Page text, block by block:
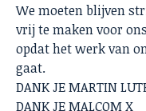
We moeten blijven
vrij te maken voor
opdat het werk van
gaat.
DANK JE MARTIN
DANK JE MALCOM X